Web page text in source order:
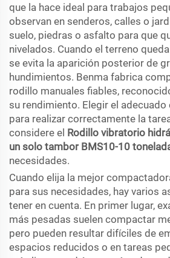
que la hace ideal para trabajos
observan en senderos, calles o
suelo, piedras o asfalto para que
nivelados. Cuando el terreno
se evita la aparición posterior de
hundimientos. Benma fabrica
rodillo manuales fiables,
su rendimiento. Elegir el adecuado
para realizar correctamente la
considere el Rodillo vibratorio
un solo tambor BMS10-10
necesidades.
Cuando elija la mejor
para sus necesidades, hay varios
tener en cuenta. En primer lugar,
más pesadas suelen compactar
pero pueden resultar difíciles de
espacios reducidos o en tareas